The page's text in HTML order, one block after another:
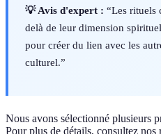
💡 Avis d'expert : “Les rituels
delà de leur dimension
pour créer du lien avec les
culturel.”
Nous avons sélectionné plusieurs
Pour plus de détails, consultez nos